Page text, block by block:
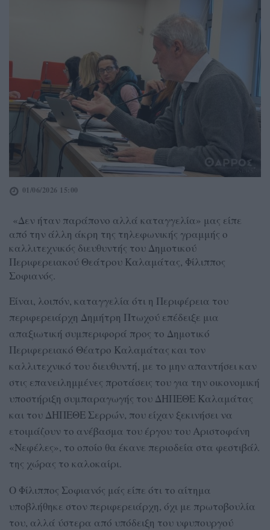
01/06/2026 15:00
«Δεν ήταν παράπονο αλλά καταγγελία» μας είπε
από την άλλη άκρη της τηλεφωνικής γραμμής ο
καλλιτεχνικός διευθυντής του Δημοτικού
Περιφερειακού Θεάτρου Καλαμάτας, Φίλιππος
Σοφιανός.
Είναι, λοιπόν, καταγγελία ότι η Περιφέρεια του
περιφερειάρχη Δημήτρη Πτωχού επέδειξε μια
απαξιωτική συμπεριφορά προς το Δημοτικό
Περιφερειακό Θέατρο Καλαμάτας και τον
καλλιτεχνικό του διευθυντή, με το μην απαντήσει καν
στις επανειλημμένες προτάσεις του για την οικονομική
υποστήριξη συμπαραγωγής του ΔΗΠΕΘΕ Καλαμάτας
και του ΔΗΠΕΘΕ Σερρών, που είχαν ξεκινήσει να
ετοιμάζουν το ανέβασμα του έργου του Αριστοφάνη
«Νεφέλες», το οποίο θα έκανε περιοδεία στα φεστιβάλ
της χώρας το καλοκαίρι.
Ο Φίλιππος Σοφιανός μάς είπε ότι το αίτημα
υποβλήθηκε στον περιφερειάρχη, όχι με πρωτοβουλία
του, αλλά ύστερα από υπόδειξη του υφυπουργού